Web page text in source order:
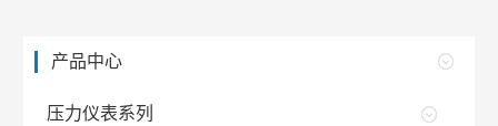
产品中心
压力仪表系列